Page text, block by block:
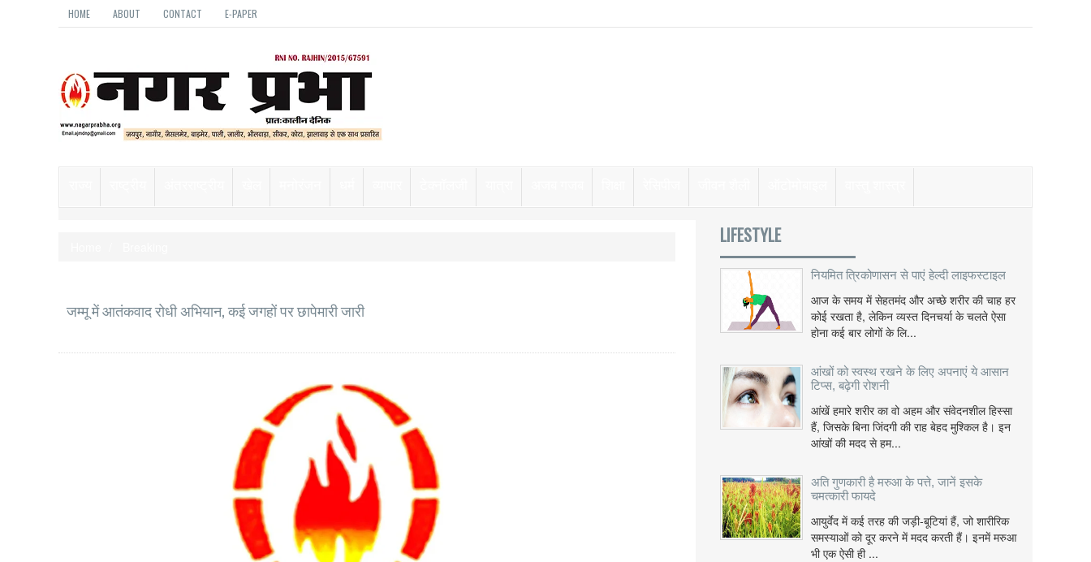
HOME ABOUT CONTACT E-PAPER
जम्मू में आतंकवाद रोधी अभियान, कई जगहों पर छापेमारी जारी
LIFESTYLE
नियमित त्रिकोणासन से पाएं हेल्दी लाइफस्टाइल
आज के समय में सेहतमंद और अच्छे शरीर की चाह हर
कोई रखता है, लेकिन व्यस्त दिनचर्या के चलते ऐसा
होना कई बार लोगों के लि...
आंखों को स्वस्थ रखने के लिए अपनाएं ये आसान
टिप्स, बढ़ेगी रोशनी
आंखें हमारे शरीर का वो अहम और संवेदनशील हिस्सा
हैं, जिसके बिना जिंदगी की राह बेहद मुश्किल है। इन
आंखों की मदद से हम...
अति गुणकारी है मरुआ के पत्ते, जानें इसके
चमत्कारी फायदे
आयुर्वेद में कई तरह की जड़ी-बूटियां हैं, जो शारीरिक
समस्याओं को दूर करने में मदद करती हैं। इनमें मरुआ
भी एक ऐसी ही ...